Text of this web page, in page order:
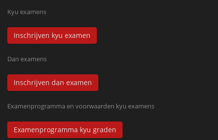
Kyu examens
Inschrijven kyu examen
Dan examens
Inschrijven dan examen
Examenprogramma en voorwaarden kyu examens
Examenprogramma kyu graden